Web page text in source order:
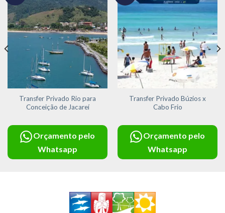
Adicionar
aos meus
desejos
Transfer Privado Rio para
Conceição de Jacareí
Orçamento pelo
Whatsapp
Transfer Privado Búzios x
Cabo Frio
Orçamento pelo
Whatsapp